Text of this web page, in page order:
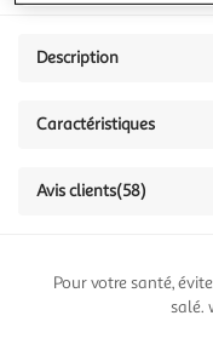
Description
Caractéristiques
Avis clients(58)
Pour votre santé,
salé.